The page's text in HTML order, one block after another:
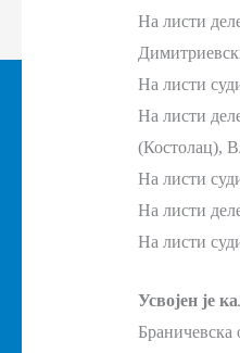
На листи
На листи
На листи
(Костолац),
На листи
На листи
На листи
Усвојен је
Браничевска